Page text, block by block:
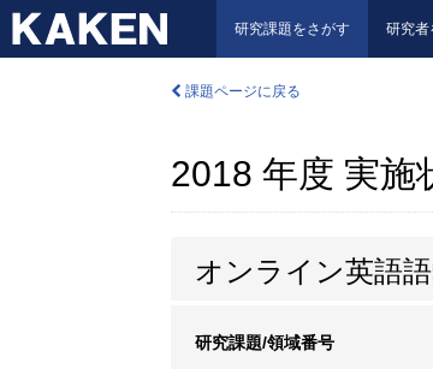
研究課題をさがす 研究者
課題ページに戻る
2018 年度 実施
オンライン英語
研究課題/領域番号